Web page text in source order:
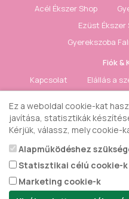
Acél Ékszer Shop
Ezüst Ékszer
Gyerekszoba
Fiók &
Kapcsolat
Elállás a
Gyerek ékszer Shop © 2018 -
Ez a weboldal cookie-kat
javítása, statisztikák
Kérjük, válassz, mely cookie-
Alapműködéshez
Statisztikai célú cookie-k
Marketing cookie-k